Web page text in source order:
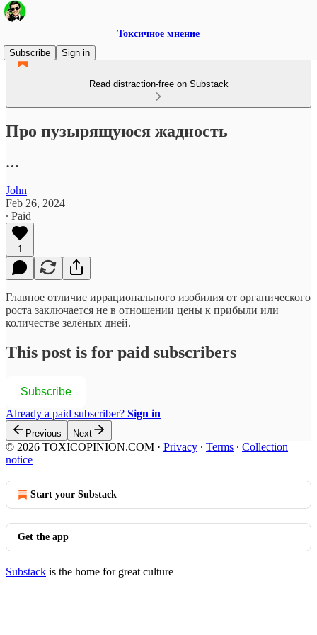
Токсичное мнение
Subscribe
Sign in
Read distraction-free on Substack
Про пузырящуюся жадность
…
John
Feb 26, 2024
∙ Paid
1
Главное отличие иррационального изобилия от органического
роста заключается не в отношении цены к прибыли или
количестве зелёных дней.
This post is for paid subscribers
Subscribe
Already a paid subscriber? Sign in
Previous Next
© 2026 TOXICOPINION.COM · Privacy ∙ Terms ∙ Collection
notice
Start your Substack
Get the app
Substack is the home for great culture